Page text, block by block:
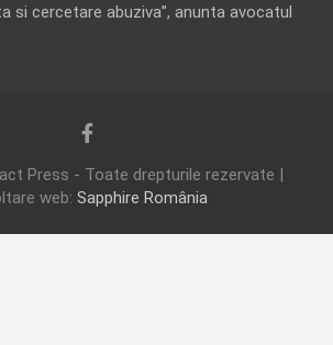
si cercetare abuziva”, anunta avocatul
Press - Toate drepturile rezervate |
web: Sapphire România